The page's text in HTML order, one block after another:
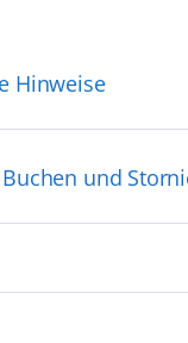
Hinweise
selten,
Beide
und
vor der